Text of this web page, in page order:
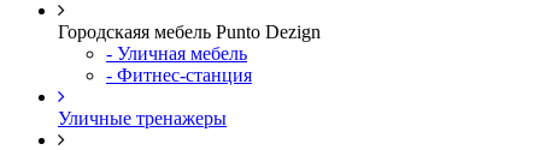
Городскаяя мебель Punto Dezign
- Уличная мебель
- Фитнес-станция
Уличные тренажеры